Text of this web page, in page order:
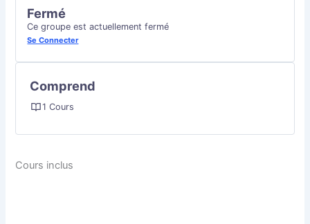
Cours inclus
Fermé
Ce groupe est actuellement fermé
Se Connecter
Comprend
1 Cours